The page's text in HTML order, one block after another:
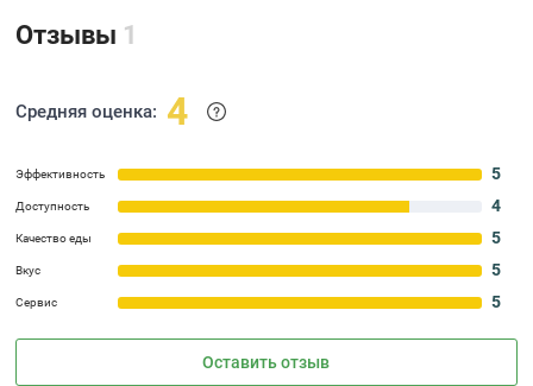
Отзывы 1
Средняя оценка: 4
Эффективность 5
Доступность 4
Качество еды 5
Вкус 5
Сервис 5
Оставить отзыв